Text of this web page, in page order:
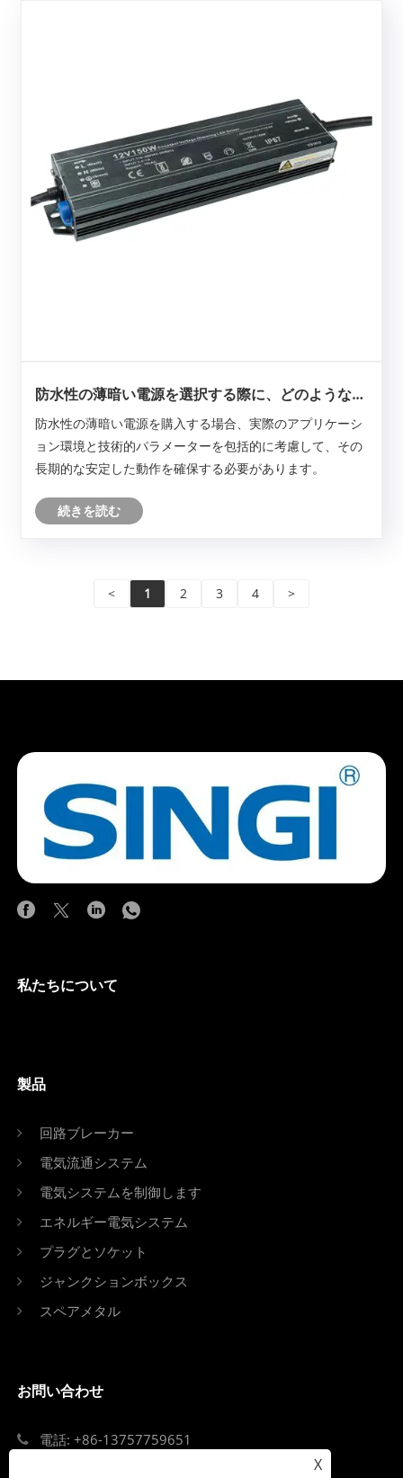
防水性の薄暗い電源を選択する際に、どのような問
防水性の薄暗い電源を購入する場合、実際のアプリケーシ
ョン環境と技術的パラメーターを包括的に考慮して、その
長期的な安定した動作を確保する必要があります。
続きを読む
< 1 2 3 4 >
私たちについて
製品
回路ブレーカー
電気流通システム
電気システムを制御します
エネルギー電気システム
プラグとソケット
ジャンクションボックス
スペアメタル
お問い合わせ
電話: +86-13757759651
X